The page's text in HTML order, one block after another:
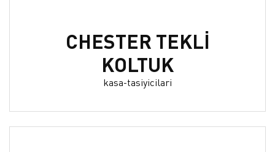
CHESTER TEKLİ
KOLTUK
kasa-tasiyicilari